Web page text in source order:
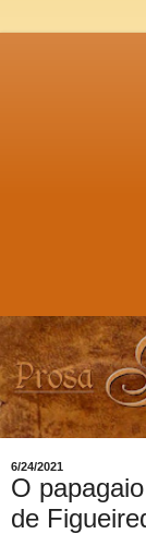
6/24/2021
O
de